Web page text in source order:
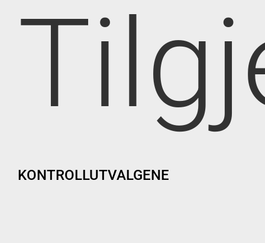
KONTROLLUTVALGENE